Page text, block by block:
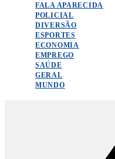
FALA APARECIDA
POLICIAL
DIVERSÃO
ESPORTES
ECONOMIA
EMPREGO
SAÚDE
GERAL
MUNDO